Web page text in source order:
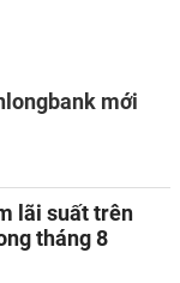
mới
lãi suất trên
tháng 8